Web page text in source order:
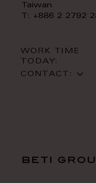
Taiwan
T: +886 2 2792
WORK TIME
TODAY:
CONTACT:
beti